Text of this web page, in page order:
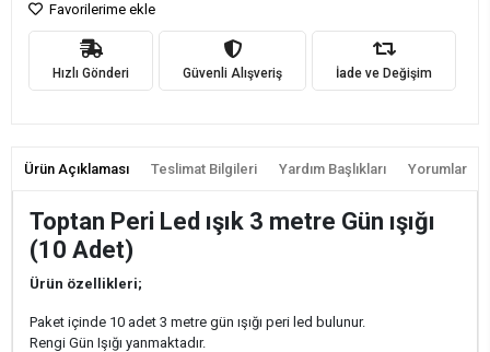
Favorilerime ekle
Hızlı Gönderi Güvenli Alışveriş İade ve Değişim
Ürün Açıklaması Teslimat Bilgileri Yardım Başlıkları Yorumlar
Toptan Peri Led ışık 3 metre Gün ışığı
(10 Adet)
Ürün özellikleri;
Paket içinde 10 adet 3 metre gün ışığı peri led bulunur.
Rengi Gün Işığı yanmaktadır.